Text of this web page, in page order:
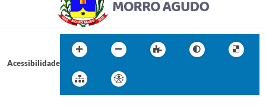
Acessibilidade